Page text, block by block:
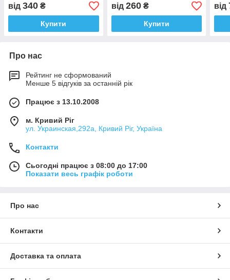
від 340 ₴
Купити
від 260₴
Купити
від
Про нас
Рейтинг не сформований
Менше 5 відгуків за останній рік
Працює з 13.10.2008
м. Кривий Ріг
ул. Украинская,292а, Кривий Ріг, Україна
Контакти
Сьогодні працює з 08:00 до 17:00
Показати весь графік роботи
Про нас
Контакти
Доставка та оплата